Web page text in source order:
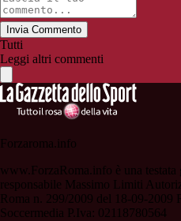
Invia Commento
Tutti
Leggi altri commenti
Forzaroma.info
www.ForzaRoma.info è una
responsabile Massimo Limiti
Roma n. 299/2009 del 18-09-2009
Soccermedia P.Iva: 02118780564